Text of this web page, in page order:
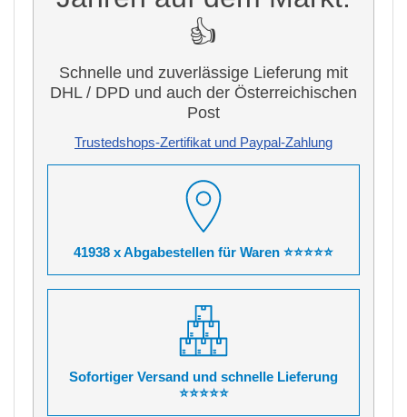
👍
Schnelle und zuverlässige Lieferung mit
DHL / DPD und auch der Österreichischen
Post
Trustedshops-Zertifikat und Paypal-Zahlung
41938 x Abgabestellen für Waren ⭐⭐⭐⭐⭐
Sofortiger Versand und schnelle Lieferung
⭐⭐⭐⭐⭐